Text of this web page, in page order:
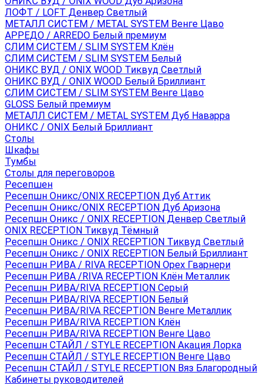
ЛОФТ / LOFT Денвер Светлый
МЕТАЛЛ СИСТЕМ / METAL SYSTEM Венге Цаво
АРРЕДО / ARREDO Белый премиум
СЛИМ СИСТЕМ / SLIM SYSTEM Клён
СЛИМ СИСТЕМ / SLIM SYSTEM Белый
ОНИКС ВУД / ONIX WOOD Тиквуд Светлый
ОНИКС ВУД / ONIX WOOD Белый Бриллиант
СЛИМ СИСТЕМ / SLIM SYSTEM Венге Цаво
GLOSS Белый премиум
МЕТАЛЛ СИСТЕМ / METAL SYSTEM Дуб Наварра
ОНИКС / ONIX Белый Бриллиант
Столы
Шкафы
Тумбы
Столы для переговоров
Ресепшен
Ресепшн Оникс/ONIX RECEPTION Дуб Аттик
Ресепшн Оникс/ONIX RECEPTION Дуб Аризона
Ресепшн Оникс / ONIX RECEPTION Денвер Светлый
ONIX RECEPTION Тиквуд Тёмный
Ресепшн Оникс / ONIX RECEPTION Тиквуд Светлый
Ресепшн Оникс / ONIX RECEPTION Белый Бриллиант
Ресепшн РИВА / RIVA RECEPTION Орех Гварнери
Ресепшн РИВА /RIVA RECEPTION Клён Металлик
Ресепшн РИВА/RIVA RECEPTION Серый
Ресепшн РИВА/RIVA RECEPTION Белый
Ресепшн РИВА/RIVA RECEPTION Венге Металлик
Ресепшн РИВА/RIVA RECEPTION Клён
Ресепшн РИВА/RIVA RECEPTION Венге Цаво
Ресепшн СТАЙЛ / STYLE RECEPTION Акация Лорка
Ресепшн СТАЙЛ / STYLE RECEPTION Венге Цаво
Ресепшн СТАЙЛ / STYLE RECEPTION Вяз Благородный
Кабинеты руководителей